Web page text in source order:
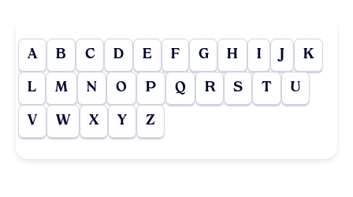
A B C D E F G H I J K
L M N O P Q R S T U
V W X Y Z